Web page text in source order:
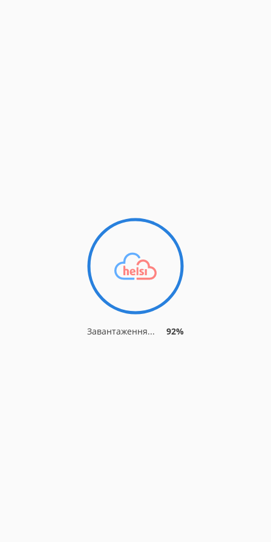
Завантаження... 92%